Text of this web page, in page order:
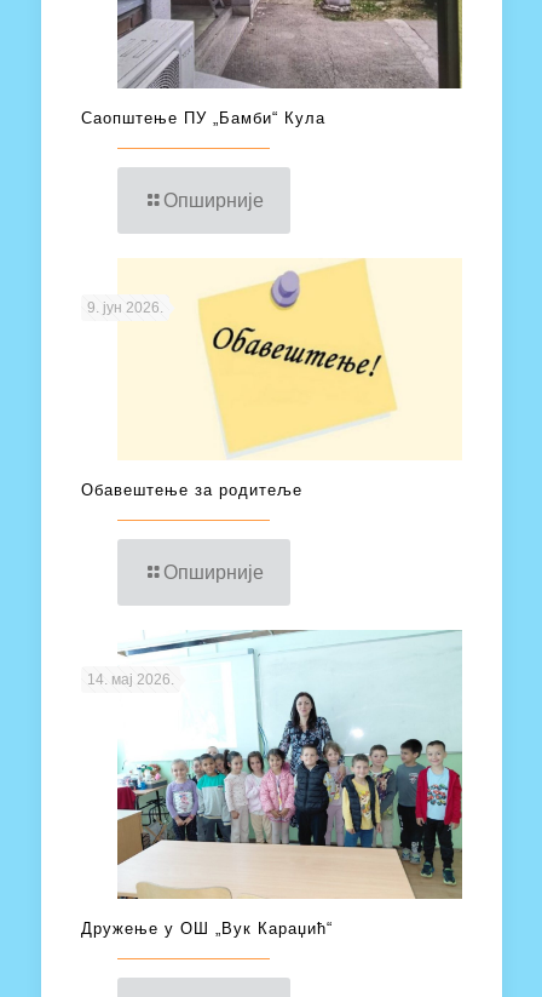
Саопштење ПУ „Бамби“ Кула
Опширније
9. јун 2026.
Обавештење за родитеље
Опширније
14. мај 2026.
Дружење у ОШ „Вук Караџић“